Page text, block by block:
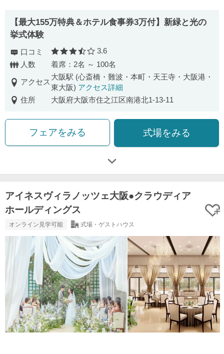
【最大155万特典＆ホテル食事券3万付】新緑と光の
挙式体験
口コミ 口コミ評価
3.6
人数
着席：2名 ～ 100名
アクセス
大阪駅 (心斎橋・難波・本町・天王寺・大阪港・
東大阪) アクセス詳細
住所
大阪府大阪市住之江区南港北1-13-11
フェアをみる 式場をみる
アイネスヴィラノッツェ大阪●クラウディア
ホールディングス
オンライン見学可能 式場・ゲストハウス